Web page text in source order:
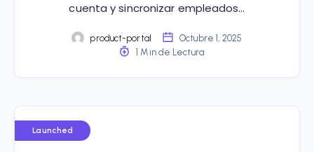
cuenta y sincronizar empleados…
product-portal
Octubre 1, 2025
1 Min de Lectura
Launched